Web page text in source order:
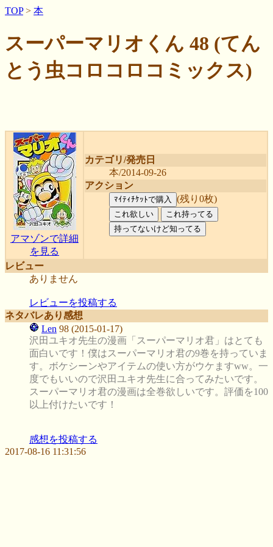
TOP> 本
スーパーマリオくん 48 (てん
とう虫コロコロコミックス)
アマゾンで詳細
を見る
カテゴリ/発売日
本/2014-09-26
アクション
(残り0枚)
レビュー
ありません
レビューを投稿する
ネタバレあり感想
Len 98 (2015-01-17)
沢田ユキオ先生の漫画「スーパーマリオ君」はとても
面白いです！僕はスーパーマリオ君の9巻を持っていま
す。ボケシーンやアイテムの使い方がウケますww。一
度でもいいので沢田ユキオ先生に合ってみたいです。
スーパーマリオ君の漫画は全巻欲しいです。評価を100
以上付けたいです！
感想を投稿する
2017-08-16 11:31:56